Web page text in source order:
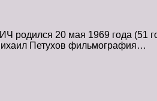
20 мая 1969 года (51
Петухов фильмография…